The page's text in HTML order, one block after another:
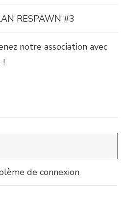
RESPAWN #3
notre association avec
!
de connexion